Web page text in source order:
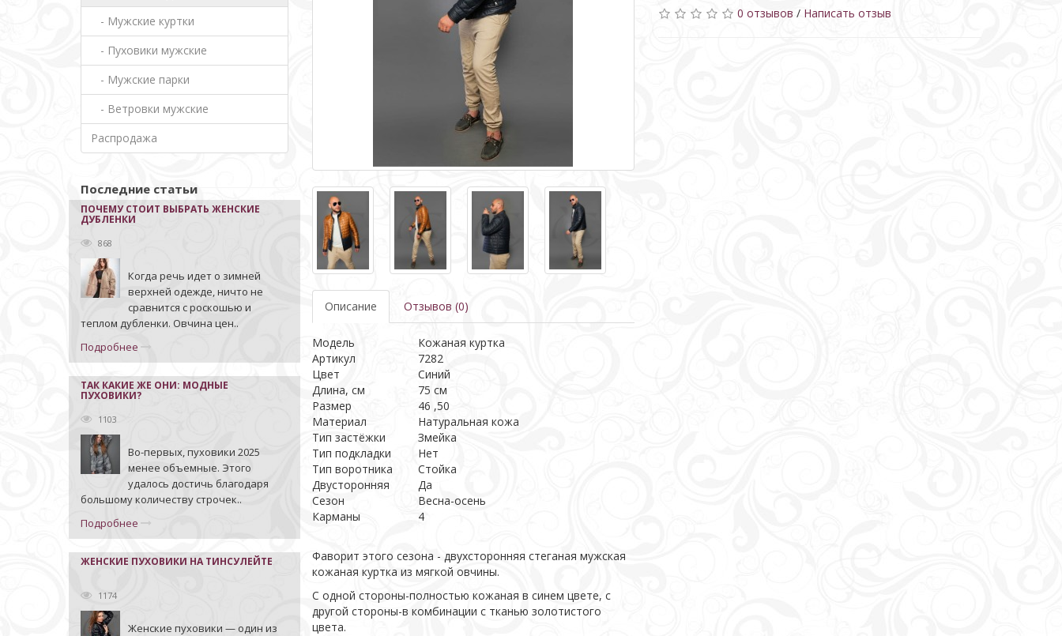
- Мужские куртки
- Пуховики мужские
- Мужские парки
- Ветровки мужские
Распродажа
Последние статьи
ПОЧЕМУ СТОИТ ВЫБРАТЬ ЖЕНСКИЕ
ДУБЛЕНКИ
868
Когда речь идет о зимней
верхней одежде, ничто не
сравнится с роскошью и
теплом дубленки. Овчина цен..
Подробнее
ТАК КАКИЕ ЖЕ ОНИ: МОДНЫЕ
ПУХОВИКИ?
1103
Во-первых, пуховики 2025
менее объемные. Этого
удалось достичь благодаря
большому количеству строчек..
Подробнее
ЖЕНСКИЕ ПУХОВИКИ НА ТИНСУЛЕЙТЕ
1174
Женские пуховики — один из
Описание Отзывов (0)
Модель
Кожаная куртка
Артикул
7282
Цвет
Синий
Длина, см
75 см
Размер
46 ,50
Материал
Натуральная кожа
Тип застёжки
Змейка
Тип подкладки
Нет
Тип воротника
Стойка
Двусторонняя
Да
Сезон
Весна-осень
Карманы
4
Фаворит этого сезона - двухсторонняя стеганая мужская
кожаная куртка из мягкой овчины.
С одной стороны-полностью кожаная в синем цвете, с
другой стороны-в комбинации с тканью золотистого
цвета.
0 отзывов / Написать отзыв